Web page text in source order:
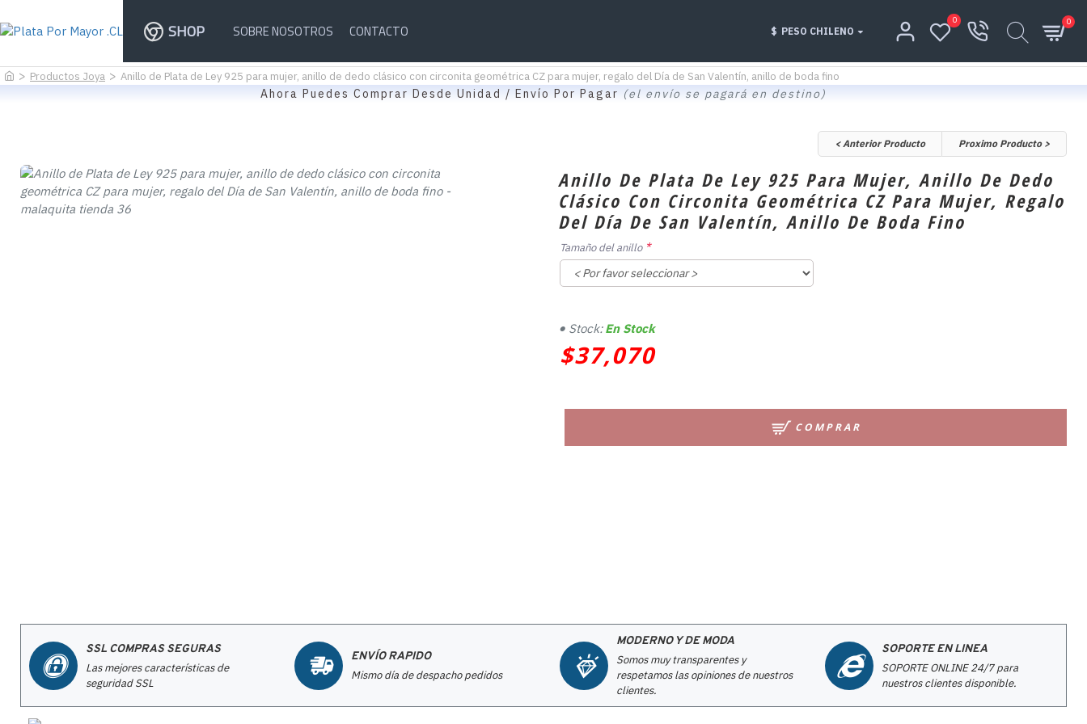
SHOP SOBRE NOSOTROS CONTACTO $ PESO CHILENO
0 0
Productos Joya Anillo de Plata de Ley 925 para mujer, anillo de dedo clásico con circonita geométrica CZ para mujer, regalo del Día de San Valentín, anillo de boda fino
Ahora Puedes Comprar Desde Unidad / Envío Por Pagar (el envío se pagará en destino)
< Anterior Producto Proximo Producto >
Anillo De Plata De Ley 925 Para Mujer, Anillo De Dedo
Clásico Con Circonita Geométrica CZ Para Mujer, Regalo
Del Día De San Valentín, Anillo De Boda Fino
$37,070
Stock: En Stock
Tamaño del anillo
COMPRAR
SSL COMPRAS SEGURAS
Las mejores características de
seguridad SSL
ENVÍO RAPIDO
Mismo día de despacho pedidos
MODERNO Y DE MODA
Somos muy transparentes y
respetamos las opiniones de nuestros
clientes.
SOPORTE EN LINEA
SOPORTE ONLINE 24/7 para
nuestros clientes disponible.